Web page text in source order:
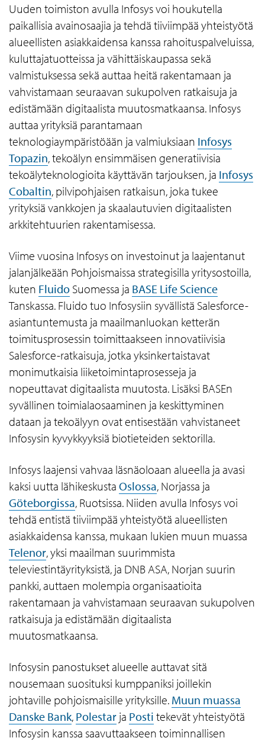
Uuden toimiston avulla Infosys voi houkutella
paikallisia avainosaajia ja tehdä tiiviimpää yhteistyötä
alueellisten asiakkaidensa kanssa rahoituspalveluissa,
kuluttajatuotteissa ja vähittäiskaupassa sekä
valmistuksessa sekä auttaa heitä rakentamaan ja
vahvistamaan seuraavan sukupolven ratkaisuja ja
edistämään digitaalista muutosmatkaansa. Infosys
auttaa yrityksiä parantamaan
teknologiaympäristöään ja valmiuksiaan Infosys
Topazin, tekoälyn ensimmäisen generatiivisia
tekoälyteknologioita käyttävän tarjouksen, ja Infosys
Cobaltin, pilvipohjaisen ratkaisun, joka tukee
yrityksiä vankkojen ja skaalautuvien digitaalisten
arkkitehtuurien rakentamisessa.
Viime vuosina Infosys on investoinut ja laajentanut
jalanjälkeään Pohjoismaissa strategisilla yritysostoilla,
kuten Fluido Suomessa ja BASE Life Science
Tanskassa. Fluido tuo Infosysiin syvällistä Salesforce-
asiantuntemusta ja maailmanluokan ketterän
toimitusprosessin toimittaakseen innovatiivisia
Salesforce-ratkaisuja, jotka yksinkertaistavat
monimutkaisia liiketoimintaprosesseja ja
nopeuttavat digitaalista muutosta. Lisäksi BASEn
syvällinen toimialaosaaminen ja keskittyminen
dataan ja tekoälyyn ovat entisestään vahvistaneet
Infosysin kyvykkyyksiä biotieteiden sektorilla.
Infosys laajensi vahvaa läsnäoloaan alueella ja avasi
kaksi uutta lähikeskusta Oslossa, Norjassa ja
Göteborgissa, Ruotsissa. Niiden avulla Infosys voi
tehdä entistä tiiviimpää yhteistyötä alueellisten
asiakkaidensa kanssa, mukaan lukien muun muassa
Telenor, yksi maailman suurimmista
televiestintäyrityksistä, ja DNB ASA, Norjan suurin
pankki, auttaen molempia organisaatioita
rakentamaan ja vahvistamaan seuraavan sukupolven
ratkaisuja ja edistämään digitaalista
muutosmatkaansa.
Infosysin panostukset alueelle auttavat sitä
nousemaan suosituksi kumppaniksi joillekin
johtaville pohjoismaisille yrityksille. Muun muassa
Danske Bank, Polestar ja Posti tekevät yhteistyötä
Infosysin kanssa saavuttaakseen toiminnallisen